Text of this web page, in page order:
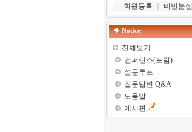
회원등록
비번분실
Notice
전체보기
컨퍼런스(포럼)
설문투표
질문답변 Q&A
도움말
게시판